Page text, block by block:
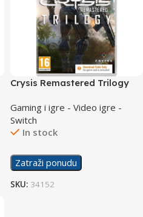
Crysis Remastered Trilogy
Gaming i igre - Video igre -
Switch
In stock
Zatraži ponudu
SKU: 34152